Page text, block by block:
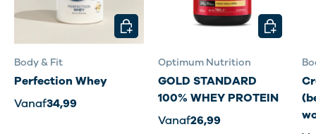
Body & Fit
Perfection Whey
Vanaf34,99
KIES MOGELIJKHEDEN
Optimum Nutrition
GOLD STANDARD
100% WHEY PROTEIN
Vanaf26,99
KIES